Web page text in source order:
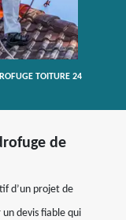
TOITURE 24
de
d’un projet de
devis fiable qui